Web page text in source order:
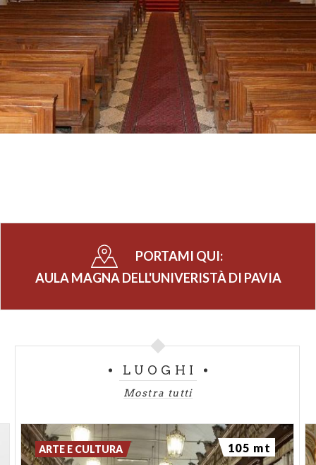
PORTAMI QUI:
AULA MAGNA DELL'UNIVERISTÀ DI PAVIA
LUOGHI
Mostra tutti
ARTE E CULTURA 105 mt